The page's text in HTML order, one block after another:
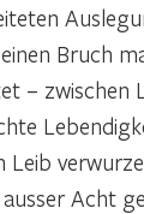
Bruch
– zwischen
Leib
Acht